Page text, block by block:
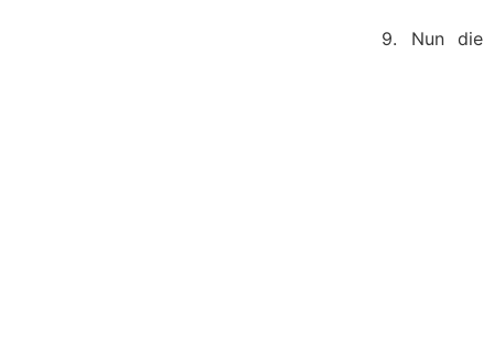
9. Nun die